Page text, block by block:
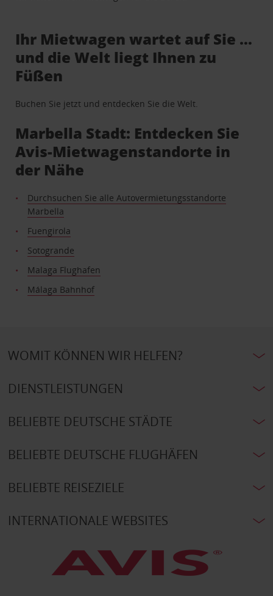
Ihr Mietwagen wartet auf Sie …
und die Welt liegt Ihnen zu
Füßen
Buchen Sie jetzt und entdecken Sie die Welt.
Marbella Stadt: Entdecken Sie
Avis-Mietwagenstandorte in
der Nähe
Durchsuchen Sie alle Autovermietungsstandorte
Marbella
Fuengirola
Sotogrande
Malaga Flughafen
Málaga Bahnhof
WOMIT KÖNNEN WIR HELFEN?
DIENSTLEISTUNGEN
BELIEBTE DEUTSCHE STÄDTE
BELIEBTE DEUTSCHE FLUGHÄFEN
BELIEBTE REISEZIELE
INTERNATIONALE WEBSITES